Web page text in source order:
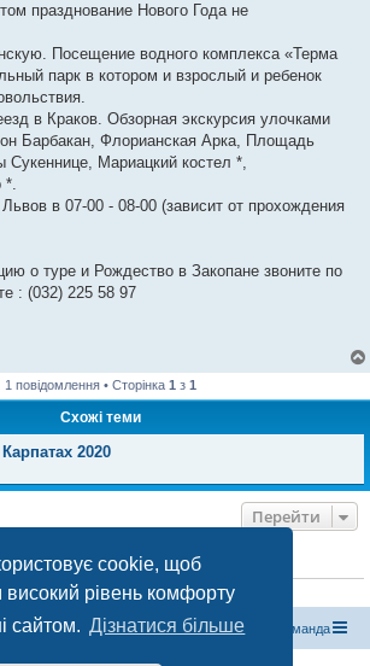
cookie, щоб
високий рівень комфорту
сайтом. Дізнатися більше
празднование Нового Года не
Посещение водного комплекса «Терма
парк в котором и взрослый и ребенок
в Краков. Обзорная экскурсия улочками
Барбакан, Флорианская Арка, Площадь
Сукеннице, Мариацкий костел *,
*.
в 07-00 - 08-00 (зависит от прохождения
о туре и Рождество в Закопане звоните по
: (032) 225 58 97
1 повідомлення • Сторінка 1 з 1
Схожі теми
2020
Перейти
ClaudeBot [бот ШІ]і 0 гостей
Туристичний форум «Рюкзак» Команда